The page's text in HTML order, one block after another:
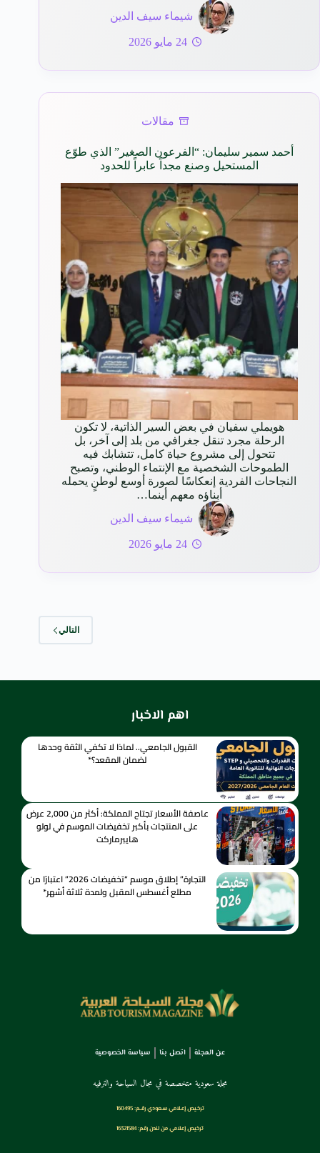
شيماء سيف الدين
24 مايو 2026
مقالات
أحمد سمير سليمان: “الفرعون الصغير” الذي طوّع
المستحيل وصنع مجداً عابراً للحدود
هويملي سفيان في بعض السير الذاتية، لا تكون
الرحلة مجرد تنقل جغرافي من بلد إلى آخر، بل
تتحول إلى مشروع حياة كامل، تتشابك فيه
الطموحات الشخصية مع الإنتماء الوطني، وتصبح
النجاحات الفردية إنعكاسًا لصورة أوسع لوطنٍ يحمله
أبناؤه معهم أينما…
شيماء سيف الدين
24 مايو 2026
التالي
اهم الاخبار
القبول الجامعي.. لماذا لا تكفي الثقة وحدها
لضمان المقعد؟*
عاصفة الأسعار تجتاح المملكة: أكثر من 2,000 عرض
على المنتجات بأكبر تخفيضات الموسم في لولو
هايبرماركت
التجارة” إطلاق موسم “تخفيضات 2026” اعتبارًا من
مطلع أغسطس المقبل ولمدة ثلاثة أشهر*
عن المجلة اتصل بنا سياسة الخصوصية
مجلة سعودية متخصصة في مجال السياحة والترفيه
ترخـيص إعـلامي سـعودي رقــم: 160495
ترخيص إعلامي من لندن رقم: 16321584